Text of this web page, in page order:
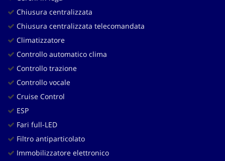
Chiusura centralizzata
Chiusura centralizzata telecomandata
Climatizzatore
Controllo automatico clima
Controllo trazione
Controllo vocale
Cruise Control
ESP
Fari full-LED
Filtro antiparticolato
Immobilizzatore elettronico